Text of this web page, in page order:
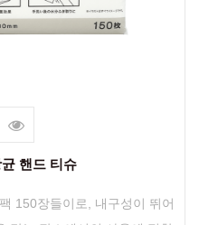
핸드 티슈
150장들이로, 내구성이 뛰어